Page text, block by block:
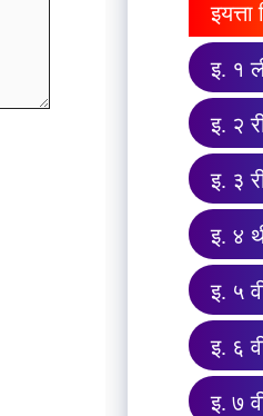
इ. १
इ. २
इ. ३
इ. ४
इ. ५
इ. ६
इ. ७